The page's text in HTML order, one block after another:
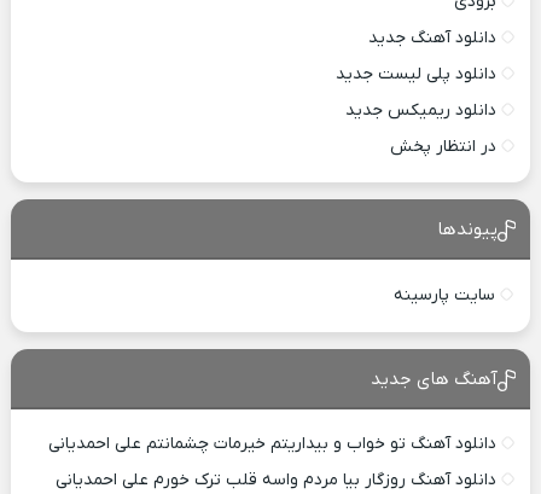
دانلود آهنگ جدید
دانلود پلی لیست جدید
دانلود ریمیکس جدید
در انتظار پخش
پیوندها
سایت پارسینه
آهنگ های جدید
دانلود آهنگ تو خواب و بیداریتم خیرمات چشمانتم علی احمدیانی
دانلود آهنگ روزگار بیا مردم واسه قلب ترک خورم علی احمدیانی